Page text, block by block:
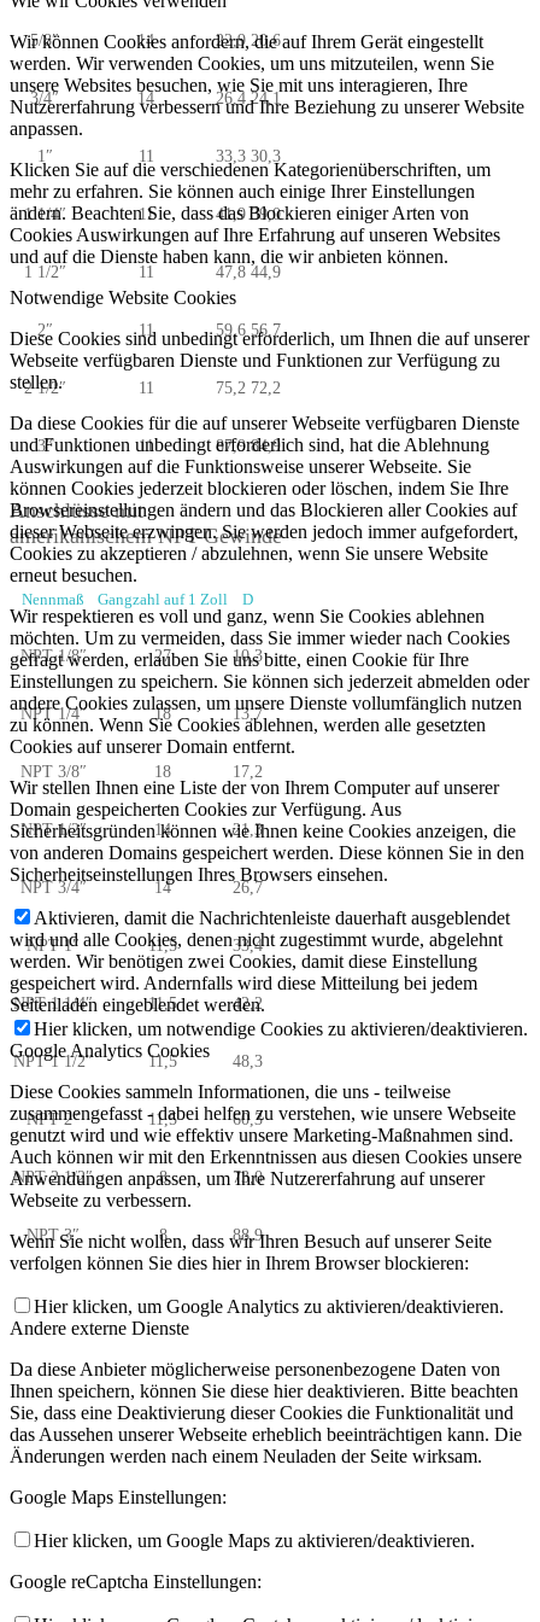
5/8″ 14 22,9 20,6
3/4″ 14 26,4 24,1
1″ 11 33,3 30,3
1 1/4″ 11 41,9 39,0
1 1/2″ 11 47,8 44,9
2″ 11 59,6 56,7
2 1/2″ 11 75,2 72,2
3″ 11 87,9 84,9
Anschlüsse mit
amerikanischem NPT-Gewinde
Nennmaß Gangzahl auf 1 Zoll D
NPT 1/8″ 27 10,3
NPT 1/4″ 18 13,7
NPT 3/8″ 18 17,2
NPT 1/2″ 14 21,3
NPT 3/4″ 14 26,7
NPT 1″ 11,5 33,4
NPT 1 1/4″ 11,5 42,2
NPT 1 1/2″ 11,5 48,3
NPT 2″ 11,5 60,3
NPT 2 1/2″ 8 73,0
NPT 3″ 8 88,9
Wir können Cookies anfordern, die auf Ihrem Gerät eingestellt
werden. Wir verwenden Cookies, um uns mitzuteilen, wenn Sie
unsere Websites besuchen, wie Sie mit uns interagieren, Ihre
Nutzererfahrung verbessern und Ihre Beziehung zu unserer Website
anpassen.
Klicken Sie auf die verschiedenen Kategorienüberschriften, um
mehr zu erfahren. Sie können auch einige Ihrer Einstellungen
ändern. Beachten Sie, dass das Blockieren einiger Arten von
Cookies Auswirkungen auf Ihre Erfahrung auf unseren Websites
und auf die Dienste haben kann, die wir anbieten können.
Notwendige Website Cookies
Diese Cookies sind unbedingt erforderlich, um Ihnen die auf unserer
Webseite verfügbaren Dienste und Funktionen zur Verfügung zu
stellen.
Da diese Cookies für die auf unserer Webseite verfügbaren Dienste
und Funktionen unbedingt erforderlich sind, hat die Ablehnung
Auswirkungen auf die Funktionsweise unserer Webseite. Sie
können Cookies jederzeit blockieren oder löschen, indem Sie Ihre
Browsereinstellungen ändern und das Blockieren aller Cookies auf
dieser Webseite erzwingen. Sie werden jedoch immer aufgefordert,
Cookies zu akzeptieren / abzulehnen, wenn Sie unsere Website
erneut besuchen.
Wir respektieren es voll und ganz, wenn Sie Cookies ablehnen
möchten. Um zu vermeiden, dass Sie immer wieder nach Cookies
gefragt werden, erlauben Sie uns bitte, einen Cookie für Ihre
Einstellungen zu speichern. Sie können sich jederzeit abmelden oder
andere Cookies zulassen, um unsere Dienste vollumfänglich nutzen
zu können. Wenn Sie Cookies ablehnen, werden alle gesetzten
Cookies auf unserer Domain entfernt.
Wir stellen Ihnen eine Liste der von Ihrem Computer auf unserer
Domain gespeicherten Cookies zur Verfügung. Aus
Sicherheitsgründen können wie Ihnen keine Cookies anzeigen, die
von anderen Domains gespeichert werden. Diese können Sie in den
Sicherheitseinstellungen Ihres Browsers einsehen.
Aktivieren, damit die Nachrichtenleiste dauerhaft ausgeblendet
wird und alle Cookies, denen nicht zugestimmt wurde, abgelehnt
werden. Wir benötigen zwei Cookies, damit diese Einstellung
gespeichert wird. Andernfalls wird diese Mitteilung bei jedem
Seitenladen eingeblendet werden.
Hier klicken, um notwendige Cookies zu aktivieren/deaktivieren.
Google Analytics Cookies
Diese Cookies sammeln Informationen, die uns - teilweise
zusammengefasst - dabei helfen zu verstehen, wie unsere Webseite
genutzt wird und wie effektiv unsere Marketing-Maßnahmen sind.
Auch können wir mit den Erkenntnissen aus diesen Cookies unsere
Anwendungen anpassen, um Ihre Nutzererfahrung auf unserer
Webseite zu verbessern.
Wenn Sie nicht wollen, dass wir Ihren Besuch auf unserer Seite
verfolgen können Sie dies hier in Ihrem Browser blockieren:
Hier klicken, um Google Analytics zu aktivieren/deaktivieren.
Andere externe Dienste
Da diese Anbieter möglicherweise personenbezogene Daten von
Ihnen speichern, können Sie diese hier deaktivieren. Bitte beachten
Sie, dass eine Deaktivierung dieser Cookies die Funktionalität und
das Aussehen unserer Webseite erheblich beeinträchtigen kann. Die
Änderungen werden nach einem Neuladen der Seite wirksam.
Google Maps Einstellungen:
Hier klicken, um Google Maps zu aktivieren/deaktivieren.
Google reCaptcha Einstellungen: